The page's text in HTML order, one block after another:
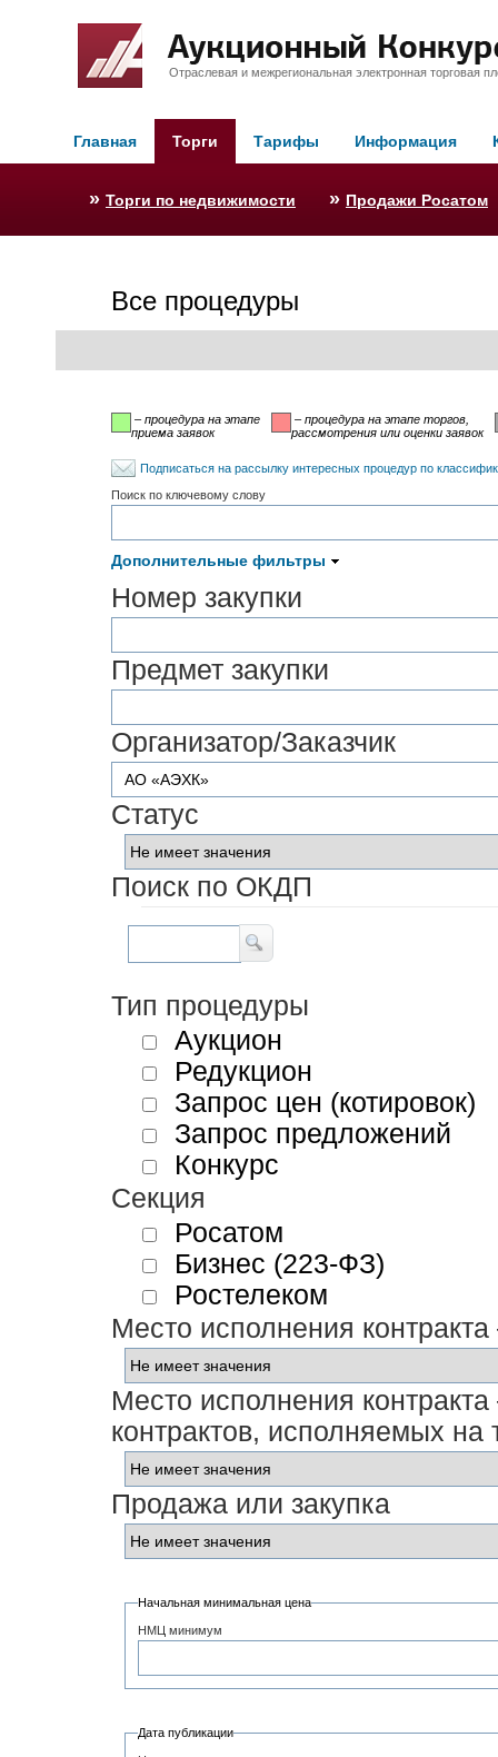
Отраслевая и межрегиональная электронная торговая
Главная Торги Тарифы Информация
» Торги по недвижимости » Продажи Росатом
Все процедуры
– процедура на этапе
приема заявок
– процедура на этапе торгов,
рассмотрения или оценки заявок
Подписаться на рассылку интересных процедур по
Поиск по ключевому слову
Дополнительные фильтры
Номер закупки
Предмет закупки
Организатор/Заказчик
Статус
Поиск по ОКДП
Тип процедуры
Аукцион
Редукцион
Запрос цен (котировок)
Запрос предложений
Конкурс
Секция
Росатом
Бизнес (223-ФЗ)
Ростелеком
Место исполнения
Место исполнения
контрактов, исполняемых
Продажа или закупка
Начальная минимальная цена
НМЦ минимум
Дата публикации